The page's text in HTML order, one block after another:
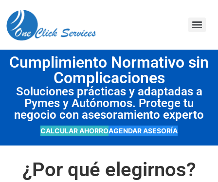
Cumplimiento Normativo sin
Complicaciones
Soluciones prácticas y adaptadas a
Pymes y Autónomos. Protege tu
negocio con asesoramiento experto
CALCULAR AHORROAGENDAR ASESORÍA
¿Por qué elegirnos?